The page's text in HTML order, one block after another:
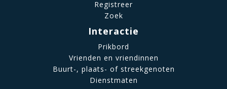
Registreer
Zoek
Interactie
Prikbord
Vrienden en vriendinnen
Buurt-, plaats- of streekgenoten
Dienstmaten